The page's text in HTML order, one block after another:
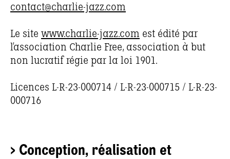
contact@charlie-jazz.com
Le site www.charlie-jazz.com est édité par
l’association Charlie Free, association à but
non lucratif régie par la loi 1901.
Licences L-R-23-000714 / L-R-23-000715 / L-R-23-
000716
> Conception, réalisation et